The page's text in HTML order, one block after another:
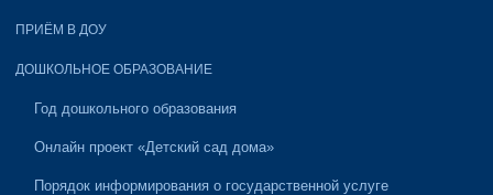
ПРИЁМ В ДОУ
ДОШКОЛЬНОЕ ОБРАЗОВАНИЕ
Год дошкольного образования
Онлайн проект «Детский сад дома»
Порядок информирования о государственной услуге